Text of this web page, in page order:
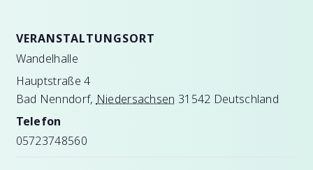
VERANSTALTUNGSORT
Wandelhalle
Hauptstraße 4
Bad Nenndorf, Niedersachsen 31542 Deutschland
Telefon
05723748560